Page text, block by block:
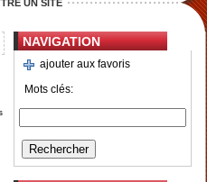
UN SITE
NAVIGATION
ajouter aux favoris
Mots clés: